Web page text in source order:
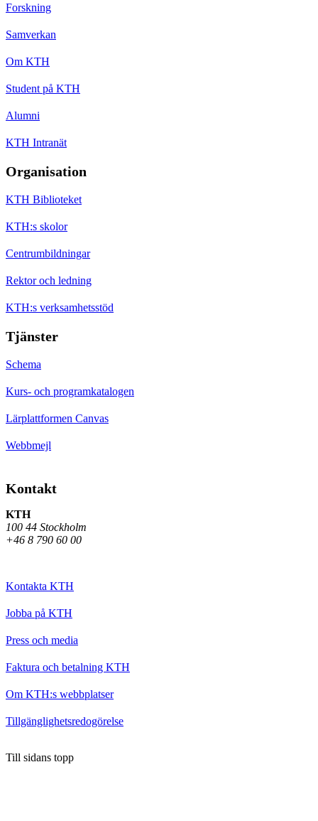
Forskning
Samverkan
Om KTH
Student på KTH
Alumni
KTH Intranät
Organisation
KTH Biblioteket
KTH:s skolor
Centrumbildningar
Rektor och ledning
KTH:s verksamhetsstöd
Tjänster
Schema
Kurs- och programkatalogen
Lärplattformen Canvas
Webbmejl
Kontakt
KTH
100 44 Stockholm
+46 8 790 60 00
Kontakta KTH
Jobba på KTH
Press och media
Faktura och betalning KTH
Om KTH:s webbplatser
Tillgänglighetsredogörelse
Till sidans topp